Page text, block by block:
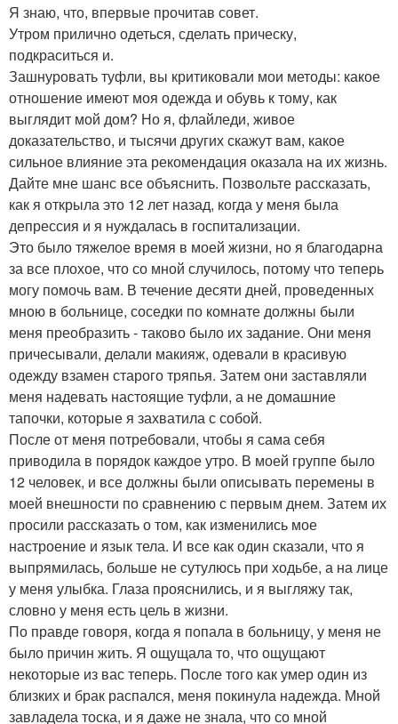
Я знаю, что, впервые прочитав совет.
Утром прилично одеться, сделать прическу,
подкраситься и.
Зашнуровать туфли, вы критиковали мои методы: какое
отношение имеют моя одежда и обувь к тому, как
выглядит мой дом? Но я, флайледи, живое
доказательство, и тысячи других скажут вам, какое
сильное влияние эта рекомендация оказала на их жизнь.
Дайте мне шанс все объяснить. Позвольте рассказать,
как я открыла это 12 лет назад, когда у меня была
депрессия и я нуждалась в госпитализации.
Это было тяжелое время в моей жизни, но я благодарна
за все плохое, что со мной случилось, потому что теперь
могу помочь вам. В течение десяти дней, проведенных
мною в больнице, соседки по комнате должны были
меня преобразить - таково было их задание. Они меня
причесывали, делали макияж, одевали в красивую
одежду взамен старого тряпья. Затем они заставляли
меня надевать настоящие туфли, а не домашние
тапочки, которые я захватила с собой.
После от меня потребовали, чтобы я сама себя
приводила в порядок каждое утро. В моей группе было
12 человек, и все должны были описывать перемены в
моей внешности по сравнению с первым днем. Затем их
просили рассказать о том, как изменились мое
настроение и язык тела. И все как один сказали, что я
выпрямилась, больше не сутулюсь при ходьбе, а на лице
у меня улыбка. Глаза прояснились, и я выгляжу так,
словно у меня есть цель в жизни.
По правде говоря, когда я попала в больницу, у меня не
было причин жить. Я ощущала то, что ощущают
некоторые из вас теперь. После того как умер один из
близких и брак распался, меня покинула надежда. Мной
завладела тоска, и я даже не знала, что со мной